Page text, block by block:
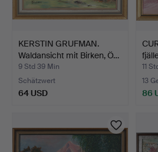
KERSTIN GRUFMAN.
Waldansicht mit Birken, Ö…
9 Std 39 Min
Schätzwert
64 USD
11
13
86